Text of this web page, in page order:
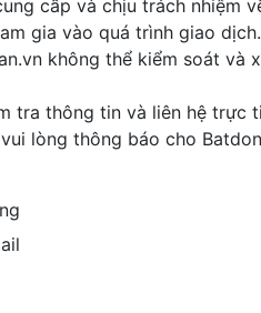
cấp và chịu trách nhiệm
gia vào quá trình giao
không thể kiểm soát và
tra thông tin và liên hệ trực
lòng thông báo cho